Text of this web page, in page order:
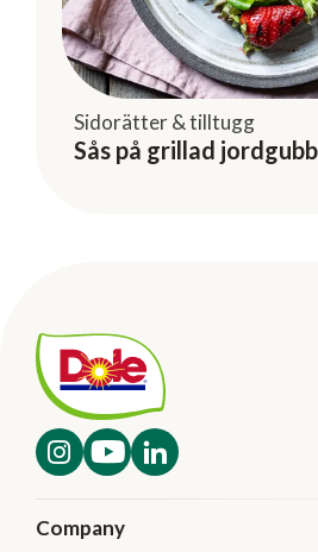
Sidorätter & tilltugg
Sås på grillad
Company